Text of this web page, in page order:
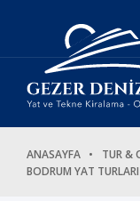
ANASAYFA
TUR &
BODRUM YAT TURLARI